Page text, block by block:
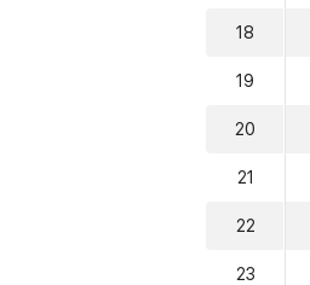
18
19
20
21
22
23